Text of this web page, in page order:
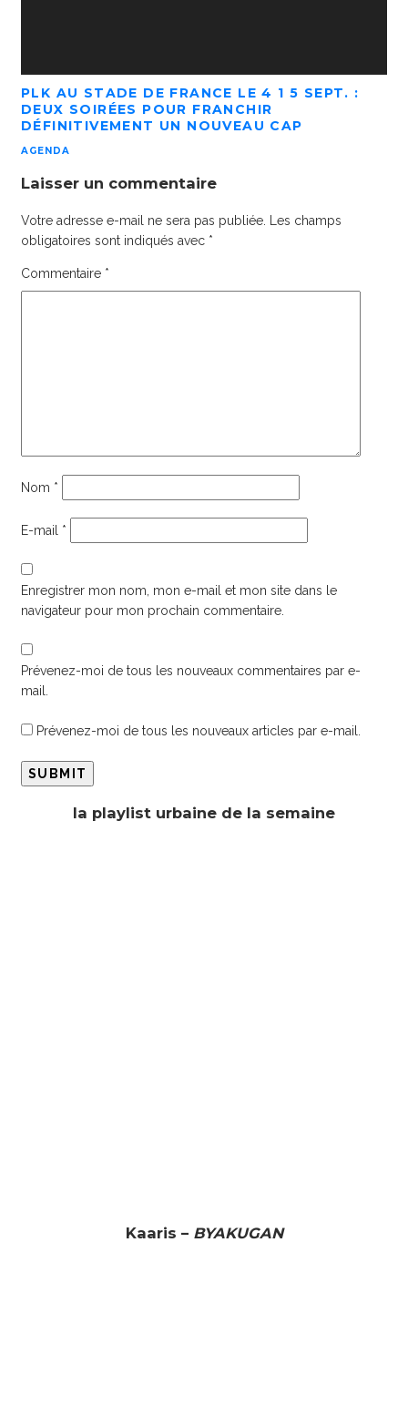
PLK AU STADE DE FRANCE LE 4 1 5 SEPT. :
DEUX SOIRÉES POUR FRANCHIR
DÉFINITIVEMENT UN NOUVEAU CAP
AGENDA
Laisser un commentaire
Votre adresse e-mail ne sera pas publiée. Les champs
obligatoires sont indiqués avec *
Commentaire *
Nom *
E-mail *
Enregistrer mon nom, mon e-mail et mon site dans le
navigateur pour mon prochain commentaire.
Prévenez-moi de tous les nouveaux commentaires par e-
mail.
Prévenez-moi de tous les nouveaux articles par e-mail.
la playlist urbaine de la semaine
Kaaris – BYAKUGAN